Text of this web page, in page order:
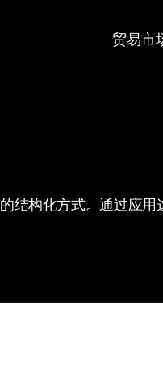
贸易市
结构化方式。通过应用